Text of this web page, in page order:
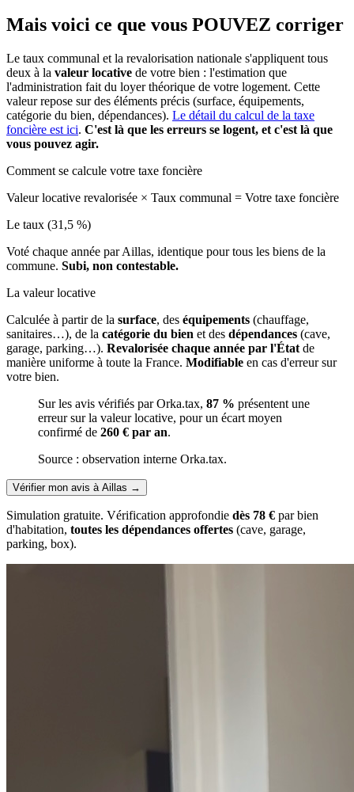
Mais voici ce que vous POUVEZ corriger
Le taux communal et la revalorisation nationale s'appliquent tous
deux à la valeur locative de votre bien : l'estimation que
l'administration fait du loyer théorique de votre logement. Cette
valeur repose sur des éléments précis (surface, équipements,
catégorie du bien, dépendances). Le détail du calcul de la taxe
foncière est ici. C'est là que les erreurs se logent, et c'est là que
vous pouvez agir.
Comment se calcule votre taxe foncière
Valeur locative revalorisée × Taux communal = Votre taxe foncière
Le taux (31,5 %)
Voté chaque année par Aillas, identique pour tous les biens de la
commune. Subi, non contestable.
La valeur locative
Calculée à partir de la surface, des équipements (chauffage,
sanitaires…), de la catégorie du bien et des dépendances (cave,
garage, parking…). Revalorisée chaque année par l'État de
manière uniforme à toute la France. Modifiable en cas d'erreur sur
votre bien.
Sur les avis vérifiés par Orka.tax, 87 % présentent une
erreur sur la valeur locative, pour un écart moyen
confirmé de 260 € par an.
Source : observation interne Orka.tax.
Vérifier mon avis à Aillas →
Simulation gratuite. Vérification approfondie dès 78 € par bien
d'habitation, toutes les dépendances offertes (cave, garage,
parking, box).